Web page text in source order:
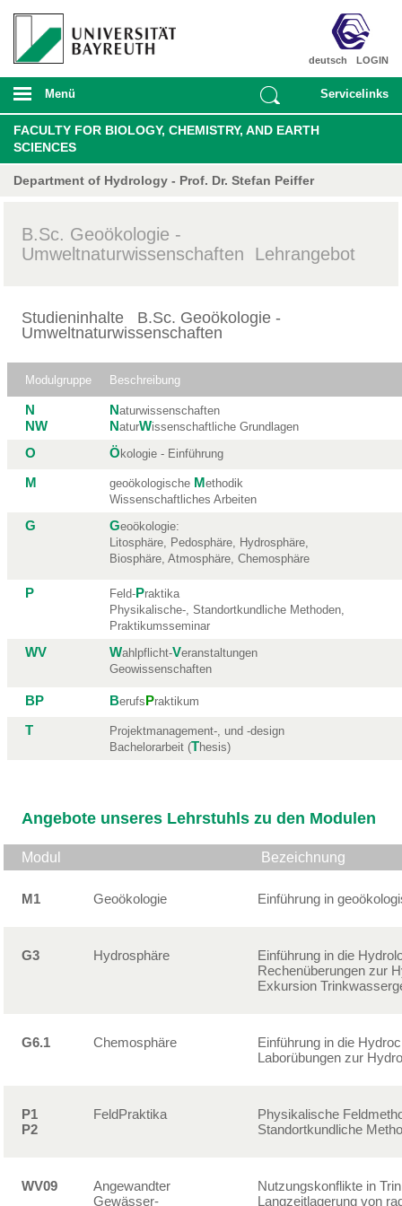
LOGIN
deutsch
Menü Servicelinks
FACULTY FOR BIOLOGY, CHEMISTRY, AND EARTH
SCIENCES
Department of Hydrology - Prof. Dr. Stefan Peiffer
B.Sc. Geoökologie -
Umweltnaturwissenschaften Lehrangebot
Studieninhalte B.Sc. Geoökologie -
Umweltnaturwissenschaften
Modulgruppe Beschreibung
N
NW
Naturwissenschaften
NaturWissenschaftliche Grundlagen
O Ö kologie - Einführung
M geoökologische Methodik
Wissenschaftliches Arbeiten
G Geoökologie:
Litosphäre, Pedosphäre, Hydrosphäre,
Biosphäre, Atmosphäre, Chemosphäre
P Feld-Praktika
Physikalische-, Standortkundliche Methoden,
Praktikumsseminar
WV Wahlpflicht-Veranstaltungen
Geowissenschaften
BP BerufsPraktikum
T
Projektmanagement-, und -design
Bachelorarbeit (Thesis)
Angebote unseres Lehrstuhls zu den Modulen
Modul Bezeichnung
M1 Geoökologie Einführung in
G3 Hydrosphäre
Einführung in die
Rechenüberungen zur
Exkursion
G6.1 Chemosphäre
Einführung in die
Laborübungen zur
P1
P2
FeldPraktika
Physikalische
Standortkundliche
WV09
Angewandter
Gewässer-
Nutzungskonflikte in
Langzeitlagerung von